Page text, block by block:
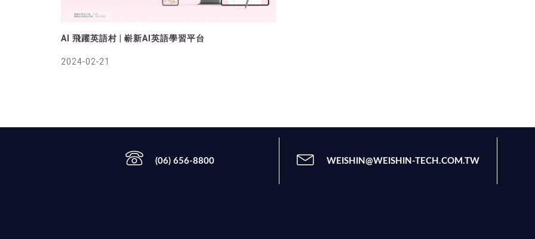
AI 飛躍英語村 | 嶄新AI英語學習平台
2024-02-21
(06) 656-8800 WEISHIN@WEISHIN-TECH.COM.TW